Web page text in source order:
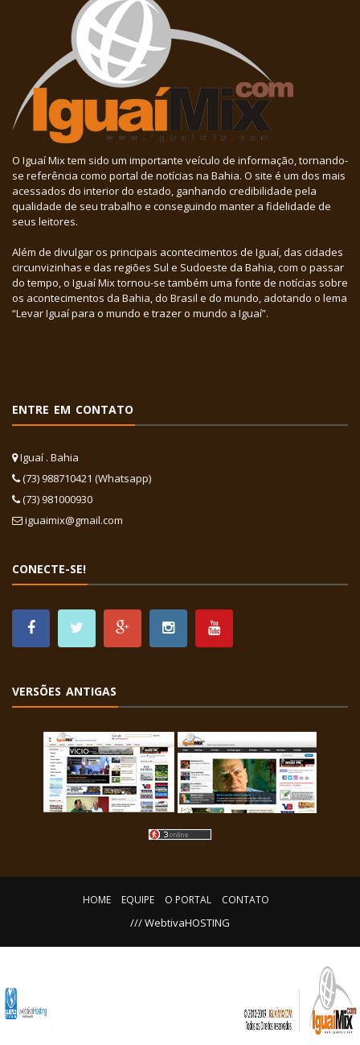
O Iguaí Mix tem sido um importante veículo de informação, tornando-
se referência como portal de notícias na Bahia. O site é um dos mais
acessados do interior do estado, ganhando credibilidade pela
qualidade de seu trabalho e conseguindo manter a fidelidade de
seus leitores.
Além de divulgar os principais acontecimentos de Iguaí, das cidades
circunvizinhas e das regiões Sul e Sudoeste da Bahia, com o passar
do tempo, o Iguaí Mix tornou-se também uma fonte de notícias sobre
os acontecimentos da Bahia, do Brasil e do mundo, adotando o lema
“Levar Iguaí para o mundo e trazer o mundo a Iguaí”.
ENTRE EM CONTATO
Iguaí . Bahia
(73) 988710421 (Whatsapp)
(73) 981000930
iguaimix@gmail.com
CONECTE-SE!
VERSÕES ANTIGAS
HOME EQUIPE O PORTAL CONTATO
/// WebtivaHOSTING